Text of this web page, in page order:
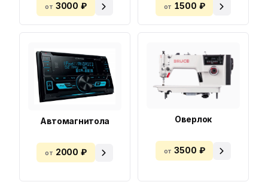
от 3000 ₽ от 1500 ₽
Автомагнитола
от 2000 ₽
Оверлок
от 3500 ₽